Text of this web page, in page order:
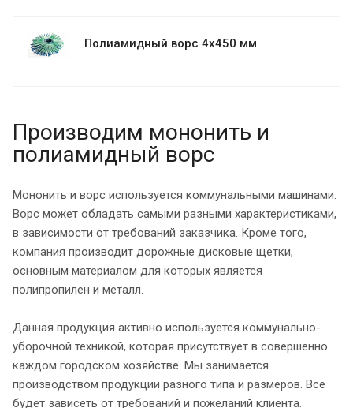
Полиамидный ворс 4х450 мм
Производим мононить и
полиамидный ворс
Мононить и ворс используется коммунальными машинами.
Ворс может обладать самыми разными характеристиками,
в зависимости от требований заказчика. Кроме того,
компания производит дорожные дисковые щетки,
основным материалом для которых является
полипропилен и металл.
Данная продукция активно используется коммунально-
уборочной техникой, которая присутствует в совершенно
каждом городском хозяйстве. Мы занимается
производством продукции разного типа и размеров. Все
будет зависеть от требований и пожеланий клиента.